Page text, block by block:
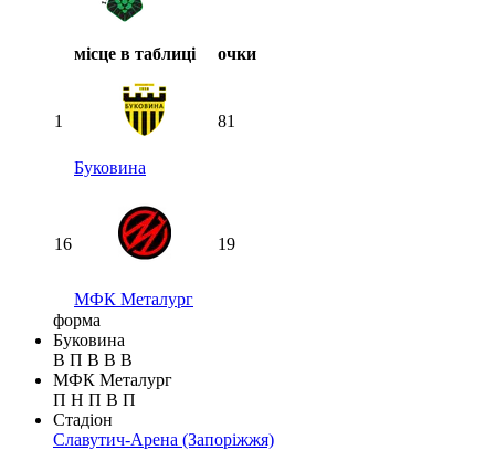
місце в таблиці очки
1
Буковина
81
16
МФК Металург
19
форма
Буковина
В П В В В
МФК Металург
П Н П В П
Стадіон
Славутич-Арена (Запоріжжя)